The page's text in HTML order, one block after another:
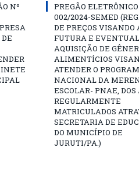
Nº
PREGÃO
002/2024-SEMED
DE PREÇOS VISANDO
FUTURA E EVENTUAL
AQUISIÇÃO DE
ALIMENTÍCIOS
ATENDER O
NACIONAL DA
ESCOLAR- PNAE, DOS
REGULARMENTE
MATRICULADOS
SECRETARIA DE
DO MUNICÍPIO DE
JURUTI/PA.)